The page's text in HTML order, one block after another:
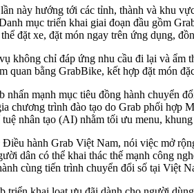
này hướng tới các tỉnh, thành và khu
mục triển khai giai đoạn đầu gồm
đặt xe, đặt món ngay trên ứng dụng,
không chỉ đáp ứng nhu cầu đi lại và ẩm
quan bằng GrabBike, kết hợp đặt món
nhấn mạnh mục tiêu đồng hành chuyển
chương trình đào tạo do Grab phối hợp
nhân tạo (AI) nhằm tối ưu menu,
hành Grab Việt Nam, nói việc mở
dân có thể khai thác thế mạnh công
cùng tiến trình chuyển đổi số tại Việt